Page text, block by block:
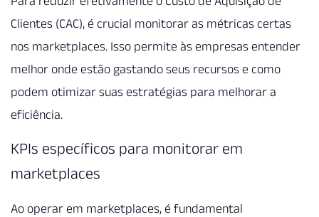
Clientes (CAC), é crucial monitorar as métricas certas
nos marketplaces. Isso permite às empresas entender
melhor onde estão gastando seus recursos e como
podem otimizar suas estratégias para melhorar a
eficiência.
KPIs específicos para monitorar em
marketplaces
Ao operar em marketplaces, é fundamental